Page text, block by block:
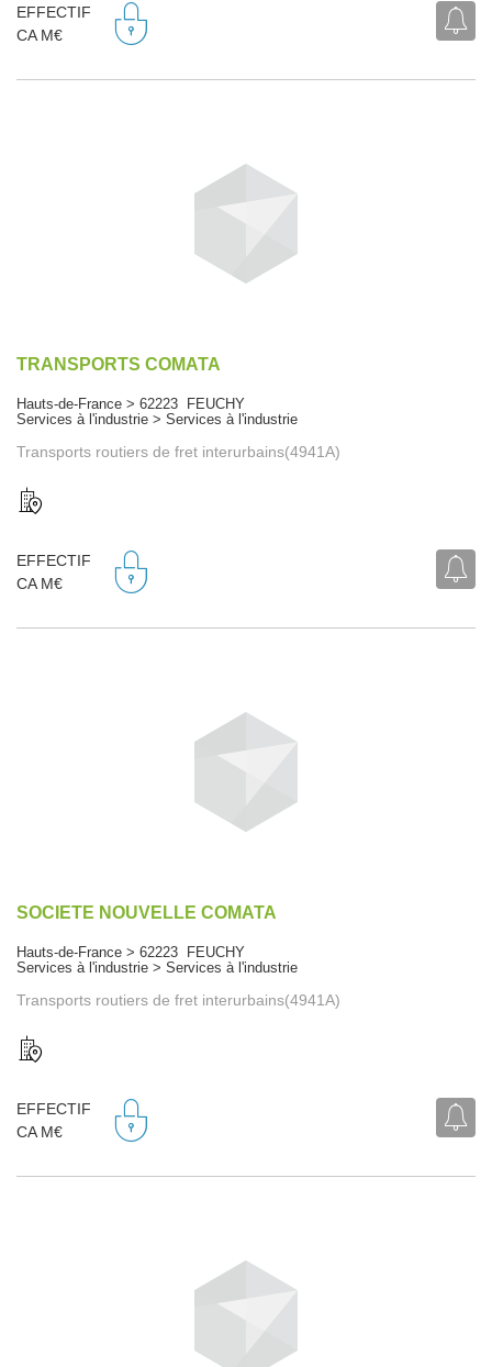
EFFECTIF
CA M€
TRANSPORTS COMATA
Hauts-de-France > 62223 FEUCHY
Services à l'industrie > Services à l'industrie
Transports routiers de fret interurbains(4941A)
EFFECTIF
CA M€
SOCIETE NOUVELLE COMATA
Hauts-de-France > 62223 FEUCHY
Services à l'industrie > Services à l'industrie
Transports routiers de fret interurbains(4941A)
EFFECTIF
CA M€